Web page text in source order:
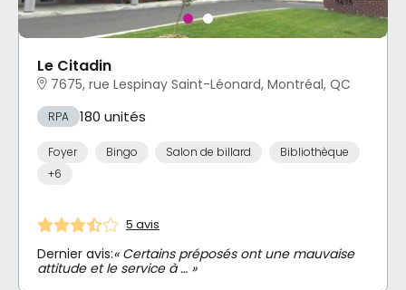
Le Citadin
7675, rue Lespinay Saint-Léonard, Montréal, QC
RPA 180 unités
Foyer Bingo Salon de billard
Bibliothèque
+6
5 avis
Dernier avis:« Certains préposés ont une mauvaise
attitude et le service à … »